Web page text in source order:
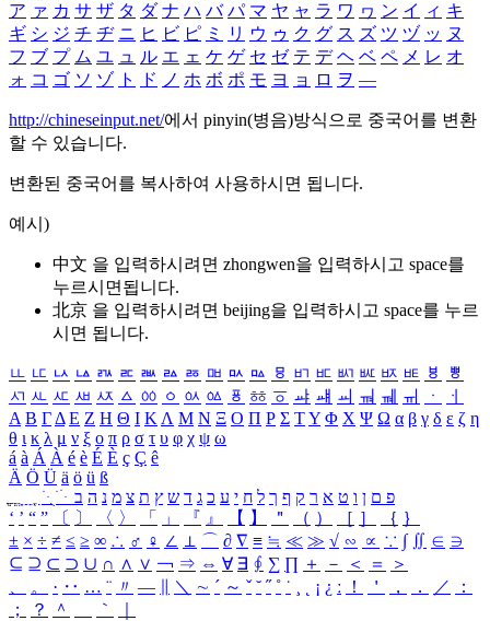
ア ァ カ サ ザ タ ダ ナ ハ バ パ マ ヤ ャ ラ ワ ヮ ン イ ィ キ
ギ シ ジ チ ヂ ニ ヒ ビ ピ ミ リ ウ ゥ ク グ ス ズ ツ ヅ ッ ヌ
フ ブ プ ム ユ ュ ル エ ェ ケ ゲ セ ゼ テ デ ヘ ベ ペ メ レ オ
ォ コ ゴ ソ ゾ ト ド ノ ホ ボ ポ モ ヨ ョ ロ ヲ ―
http://chineseinput.net/에서 pinyin(병음)방식으로 중국어를 변환
할 수 있습니다.
변환된 중국어를 복사하여 사용하시면 됩니다.
예시)
中文 을 입력하시려면 zhongwen을 입력하시고 space를
누르시면됩니다.
北京 을 입력하시려면 beijing을 입력하시고 space를 누르
시면 됩니다.
ㅥ ㅦ ㅧ ㅨ ㅩ ㅪ ㅫ ㅬ ㅭ ㅮ ㅯ ㅰ ㅱ ㅲ ㅳ ㅴ ㅵ ㅶ ㅷ ㅸ
ㅹ
ㅺ ㅻ ㅼ ㅽ ㅾ ㅿ ㆀ ㆁ ㆂ ㆃ ㆄ ㆅ ㆆ ㆇ ㆈ ㆉ ㆊ ㆋ ㆌ ㆍ
ㆎ
Α Β ΓΔ Ε Ζ Η Θ Ι ΚΛ Μ Ν Ξ Ο Π Ρ Σ ΤΥ Φ Χ Ψ Ω α β γ δ ε ζ η
θ ι κ λ μ ν ξ ο π ρ σ τ υ φ χ ψ ω
á à Á À é è É È ç Ç ê
Ä Ö Ü ä ö ü ß
ִֶֹ ֻּ ׁׂ פ ם ן ו ט א ר ק ף ך ל ח י ע כ ג ד ש ץ ת צ מ נ ה ב
‘ ’ “ ” 〔 〕 〈 〉 「 」 『 』 【 】 ＂ （ ） ［ ］ ｛ ｝
± × ÷ ≠ ≤ ≥ ∞ ∴ ♂ ♀ ∠ ⊥ ⌒ ∂ ∇ ≡ ≒ ≪ ≫ √ ∽ ∝ ∵ ∫ ∬ ∈ ∋
⊆ ⊇ ⊂ ⊃ ∪ ∩ ∧ ∨ ￢ ⇒ ⇔ ∀ ∃ ∮ ∑ ∏ ＋ － ＜ ＝
＞
、
。 · ‥ … ¨ 〃 ― ＼ ∼ ´ ～ ˇ ˘ ˝ ˚ ˙ ¸ ¡ ¿ ː ！ ＇ ， ． ／
：
；
？ ＾ ｀